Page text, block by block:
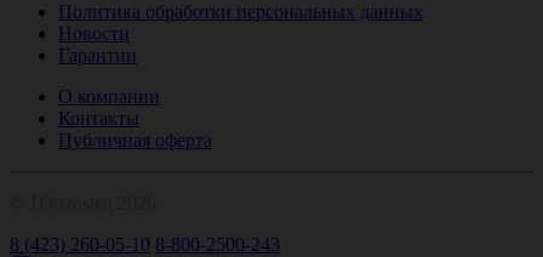
Политика обработки персональных данных
Новости
Гарантии
О компании
Контакты
Публичная оферта
8 (423) 260-05-10 8-800-2500-243